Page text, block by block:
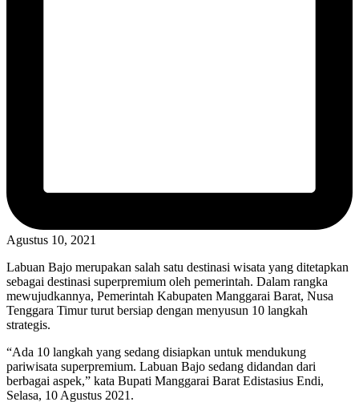
Agustus 10, 2021
Labuan Bajo merupakan salah satu destinasi wisata yang ditetapkan
sebagai destinasi superpremium oleh pemerintah. Dalam rangka
mewujudkannya, Pemerintah Kabupaten Manggarai Barat, Nusa
Tenggara Timur turut bersiap dengan menyusun 10 langkah
strategis.
“Ada 10 langkah yang sedang disiapkan untuk mendukung
pariwisata superpremium. Labuan Bajo sedang didandan dari
berbagai aspek,” kata Bupati Manggarai Barat Edistasius Endi,
Selasa, 10 Agustus 2021.